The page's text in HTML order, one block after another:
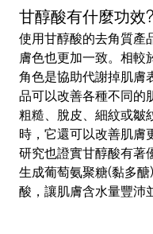
甘醇酸有什麼功效?
使用甘醇酸的去角質產
膚色也更加一致。相較
角色是協助代謝掉肌膚
品可以改善各種不同的
粗糙、脫皮、細紋或皺
時，它還可以改善肌膚
研究也證實甘醇酸有著
生成葡萄氨聚糖(黏多
酸，讓肌膚含水量豐沛